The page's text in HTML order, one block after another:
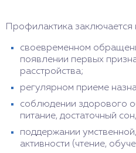
Профилактика заключается
своевременном
появлении первых
расстройства;
регулярном приеме
соблюдении здорового
питание, достаточный
поддержании
активности (чтение,